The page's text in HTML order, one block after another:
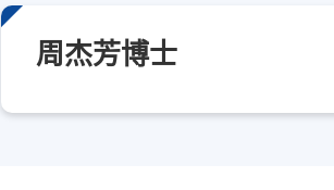
2. 运用中医疼痛学理论，对临床常见痛症
3. 综合运用中医疼痛学理论与方法，对临
周杰芳博士